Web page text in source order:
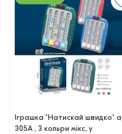
Іграшка "Натискай швидко"
305A , 3 кольри мікс, у